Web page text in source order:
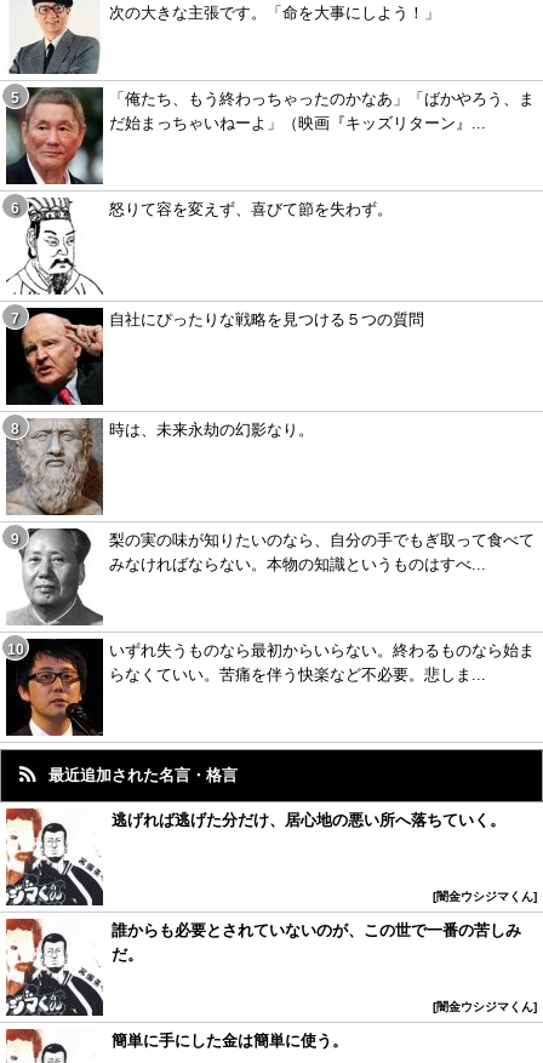
次の大きな主張です。「命を大事にしよう！」
「俺たち、もう終わっちゃったのかなあ」「ばかやろう、ま
だ始まっちゃいねーよ」（映画『キッズリターン』...
怒りて容を変えず、喜びて節を失わず。
自社にぴったりな戦略を見つける５つの質問
時は、未来永劫の幻影なり。
梨の実の味が知りたいのなら、自分の手でもぎ取って食べて
みなければならない。本物の知識というものはすべ...
いずれ失うものなら最初からいらない。終わるものなら始ま
らなくていい。苦痛を伴う快楽など不必要。悲しま...
最近追加された名言・格言
逃げれば逃げた分だけ、居心地の悪い所へ落ちていく。
闇金ウシジマくん
誰からも必要とされていないのが、この世で一番の苦しみ
だ。
闇金ウシジマくん
簡単に手にした金は簡単に使う。